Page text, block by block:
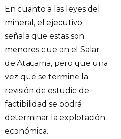
En cuanto a las leyes del
mineral, el ejecutivo
señala que estas son
menores que en el Salar
de Atacama, pero que una
vez que se termine la
revisión de estudio de
factibilidad se podrá
determinar la explotación
económica.